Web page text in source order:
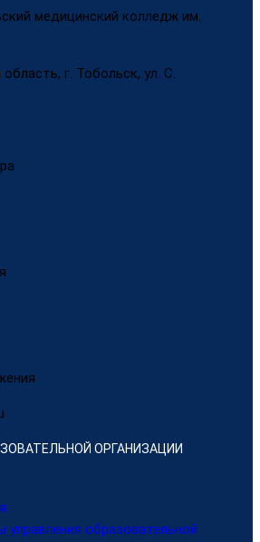
медицинский колледж им.
г. Тобольск, ул. С.
ОРГАНИЗАЦИИ
управления образовательной